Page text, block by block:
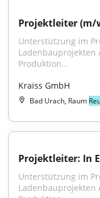
Projektleiter (m/
Unterstützung im
Produktion...
Kraiss GmbH
Bad Urach, Raum
Projektleiter: In
Unterstützung im